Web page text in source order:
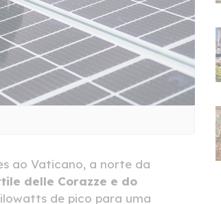
ao Vaticano, a norte da
delle Corazze e do
de pico para uma